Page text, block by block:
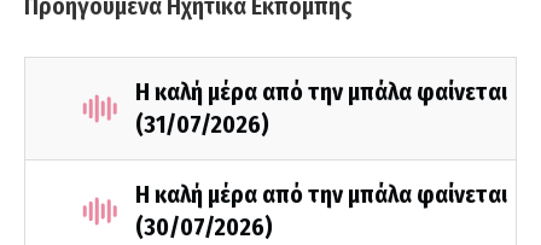
Προηγούμενα Ηχητικά Εκπομπής
Η καλή μέρα από την μπάλα φαίνεται
(31/07/2026)
Η καλή μέρα από την μπάλα φαίνεται
(30/07/2026)